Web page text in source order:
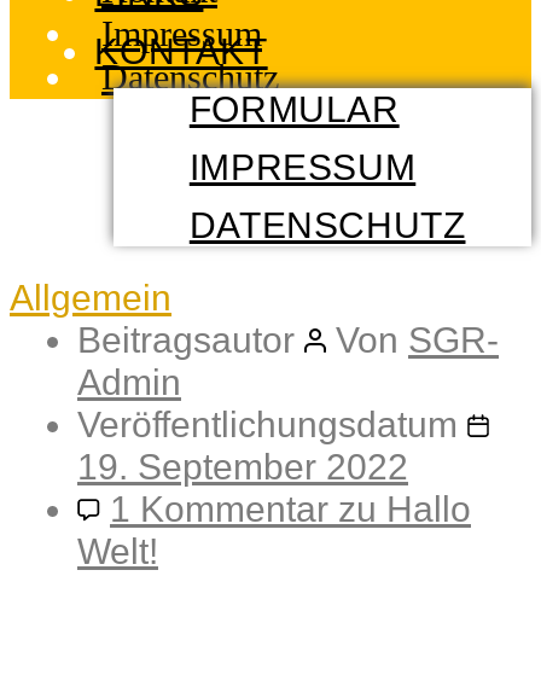
KONTAKT
FORMULAR
IMPRESSUM
DATENSCHUTZ
Impressum
Datenschutz
Kategorien
Allgemein
Beitragsautor
Von SGR-
Admin
Veröffentlichungsdatum
19. September 2022
1 Kommentar zu Hallo
Welt!